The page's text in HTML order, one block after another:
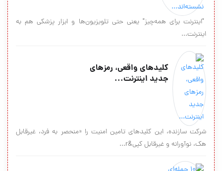
"اینترنت برای همه‌چیز" یعنی حتی تلویزیون‌ها و ابزار پزشکی هم به
اینترنت...
کلیدهای واقعی، رمزهای
جدید اینترنت...
شرکت سازنده، این کلیدهای تامین امنیت را «منحصر به فرد، غیرقابل
هک، نوآورانه و غیرقابل کپی&r...